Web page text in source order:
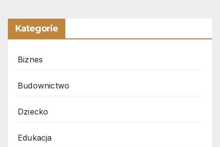
Kategorie
Biznes
Budownictwo
Dziecko
Edukacja